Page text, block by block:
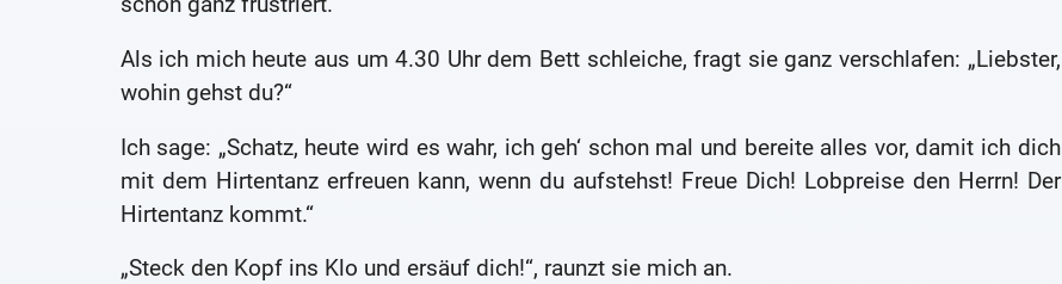
Als ich mich heute aus um 4.30 Uhr dem Bett schleiche, fragt sie ganz verschlafen: „Liebster,
wohin gehst du?“
Ich sage: „Schatz, heute wird es wahr, ich geh‘ schon mal und bereite alles vor, damit ich dich
mit dem Hirtentanz erfreuen kann, wenn du aufstehst! Freue Dich! Lobpreise den Herrn! Der
Hirtentanz kommt.“
„Steck den Kopf ins Klo und ersäuf dich!“, raunzt sie mich an.